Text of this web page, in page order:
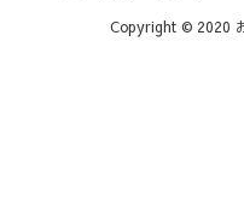
Copyright © 2020